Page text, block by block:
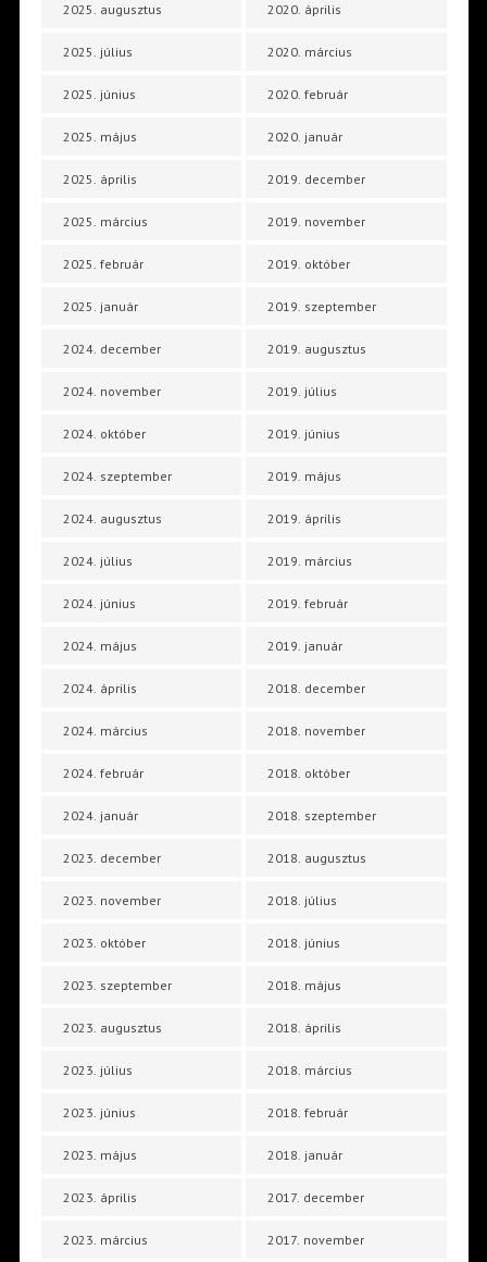
2025. augusztus
2025. július
2025. június
2025. május
2025. április
2025. március
2025. február
2025. január
2024. december
2024. november
2024. október
2024. szeptember
2024. augusztus
2024. július
2024. június
2024. május
2024. április
2024. március
2024. február
2024. január
2023. december
2023. november
2023. október
2023. szeptember
2023. augusztus
2023. július
2023. június
2023. május
2023. április
2023. március
2020. április
2020. március
2020. február
2020. január
2019. december
2019. november
2019. október
2019. szeptember
2019. augusztus
2019. július
2019. június
2019. május
2019. április
2019. március
2019. február
2019. január
2018. december
2018. november
2018. október
2018. szeptember
2018. augusztus
2018. július
2018. június
2018. május
2018. április
2018. március
2018. február
2018. január
2017. december
2017. november